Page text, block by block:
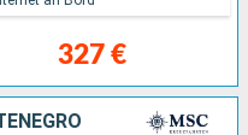
327 €